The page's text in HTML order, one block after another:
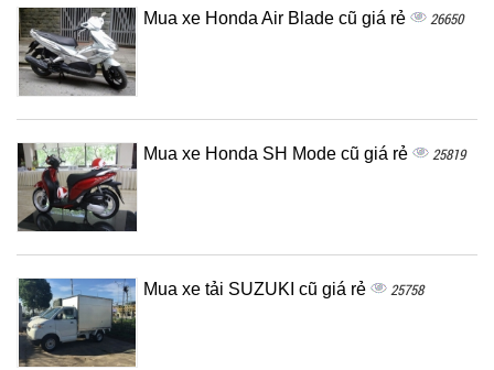
Mua xe Honda Air Blade cũ giá rẻ 26650
Mua xe Honda SH Mode cũ giá rẻ 25819
Mua xe tải SUZUKI cũ giá rẻ 25758